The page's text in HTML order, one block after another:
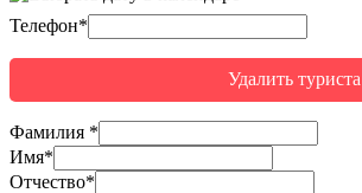
Телефон*
Удалить туриста
Фамилия *
Имя*
Отчество*